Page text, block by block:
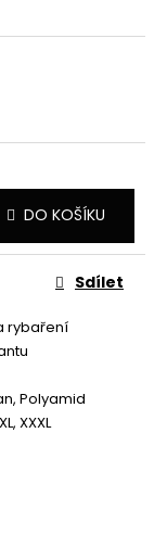
DO KOŠÍKU
rybaření
, Polyamid
XXXL
Sdílet